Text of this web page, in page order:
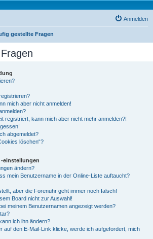
Anmelden
gestellte Fragen
mich aber nicht anmelden!
registriert, kann mich aber nicht mehr anmelden?!
abgemeldet?
löschen“?
einstellungen
ändern?
mein Benutzername in der Online-Liste auftaucht?
aber die Forenuhr geht immer noch falsch!
Board nicht zur Auswahl!
meinem Benutzernamen angezeigt werden?
ich ihn ändern?
auf den E-Mail-Link klicke, werde ich aufgefordert, mich